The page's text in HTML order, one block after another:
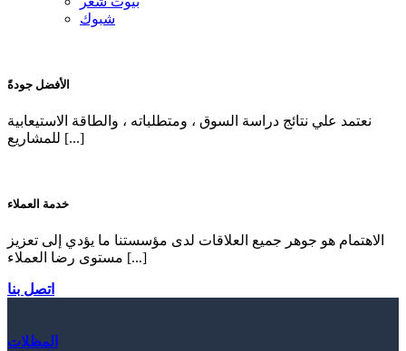
شبوك
الأفضل جودةً
نعتمد علي نتائج دراسة السوق ، ومتطلباته ، والطاقة الاستيعابية
للمشاريع [...]
خدمة العملاء
الاهتمام هو جوهر جميع العلاقات لدى مؤسستنا ما يؤدي إلى تعزيز
مستوى رضا العملاء [...]
اتصل بنا
المظلات